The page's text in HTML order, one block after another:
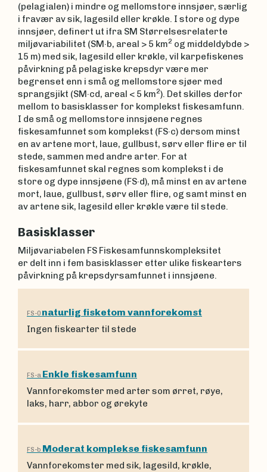
(pelagialen) i mindre og mellomstore innsjøer, særlig
i fravær av sik, lagesild eller krøkle. I store og dype
innsjøer, definert ut ifra SM Størrelsesrelaterte
miljøvariabilitet (SM·b, areal > 5 km2 og middeldybde >
15 m) med sik, lagesild eller krøkle, vil karpefiskenes
påvirkning på pelagiske krepsdyr være mer
begrenset enn i små og mellomstore sjøer med
sprangsjikt (SM·cd, areal < 5 km2). Det skilles derfor
mellom to basisklasser for komplekst fiskesamfunn.
I de små og mellomstore innsjøene regnes
fiskesamfunnet som komplekst (FS·c) dersom minst
en av artene mort, laue, gullbust, sørv eller flire er til
stede, sammen med andre arter. For at
fiskesamfunnet skal regnes som komplekst i de
store og dype innsjøene (FS·d), må minst en av artene
mort, laue, gullbust, sørv eller flire, og samt minst en
av artene sik, lagesild eller krøkle være til stede.
Basisklasser
Miljøvariabelen FS Fiskesamfunnskompleksitet
er delt inn i fem basisklasser etter ulike fiskearters
påvirkning på krepsdyrsamfunnet i innsjøene.
FS-0 naturlig fisketom vannforekomst
Ingen fiskearter til stede
FS-a Enkle fiskesamfunn
Vannforekomster med arter som ørret, røye,
laks, harr, abbor og ørekyte
FS-b Moderat komplekse fiskesamfunn
Vannforekomster med sik, lagesild, krøkle,